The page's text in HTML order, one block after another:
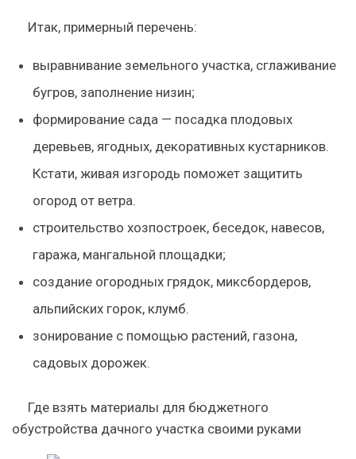
Итак, примерный перечень:
выравнивание земельного участка, сглаживание
бугров, заполнение низин;
формирование сада — посадка плодовых
деревьев, ягодных, декоративных кустарников.
Кстати, живая изгородь поможет защитить
огород от ветра.
строительство хозпостроек, беседок, навесов,
гаража, мангальной площадки;
создание огородных грядок, миксбордеров,
альпийских горок, клумб.
зонирование с помощью растений, газона,
садовых дорожек.
Где взять материалы для бюджетного
обустройства дачного участка своими руками